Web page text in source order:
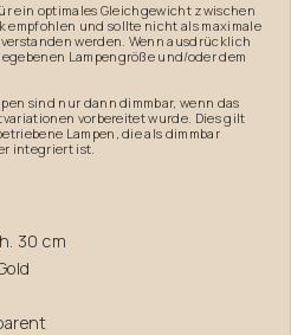
ein optimales Gleichgewicht zwischen
und sollte nicht als maximale
werden. Wenn ausdrücklich
Lampengröße und/oder dem
sind nur dann dimmbar, wenn das
vorbereitet wurde. Dies gilt
Lampen, die als dimmbar
integriert ist.
30 cm